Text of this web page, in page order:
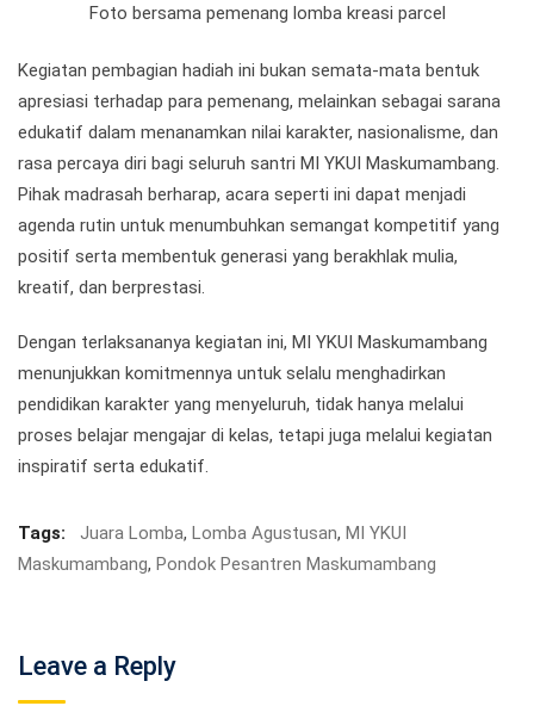
Foto bersama pemenang lomba kreasi parcel
Kegiatan pembagian hadiah ini bukan semata-mata bentuk
apresiasi terhadap para pemenang, melainkan sebagai sarana
edukatif dalam menanamkan nilai karakter, nasionalisme, dan
rasa percaya diri bagi seluruh santri MI YKUI Maskumambang.
Pihak madrasah berharap, acara seperti ini dapat menjadi
agenda rutin untuk menumbuhkan semangat kompetitif yang
positif serta membentuk generasi yang berakhlak mulia,
kreatif, dan berprestasi.
Dengan terlaksananya kegiatan ini, MI YKUI Maskumambang
menunjukkan komitmennya untuk selalu menghadirkan
pendidikan karakter yang menyeluruh, tidak hanya melalui
proses belajar mengajar di kelas, tetapi juga melalui kegiatan
inspiratif serta edukatif.
Tags: Juara Lomba, Lomba Agustusan, MI YKUI
Maskumambang, Pondok Pesantren Maskumambang
Leave a Reply